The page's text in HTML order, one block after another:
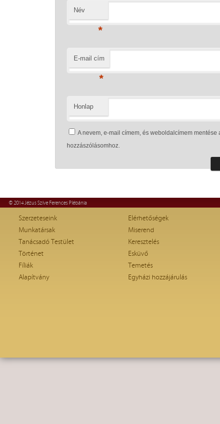
Név
*
E-mail cím
*
Honlap
A nevem, e-mail címem, és weboldalcímem
hozzászólásomhoz.
© 2014 Jézus Szíve Ferences Plébánia
Szerzeteseink
Munkatársak
Tanácsadó Testület
Történet
Fíliák
Alapítvány
Elérhetőségek
Miserend
Keresztelés
Esküvő
Temetés
Egyházi hozzájárulás